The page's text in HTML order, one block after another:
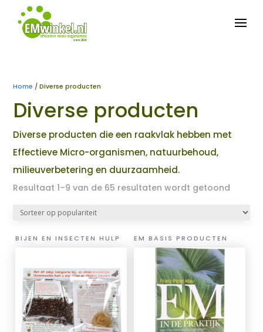
Home / Diverse producten
Diverse producten
Diverse producten die een raakvlak hebben met
Effectieve Micro-organismen, natuurbehoud,
milieuverbetering en duurzaamheid.
Resultaat 1–9 van de 65 resultaten wordt getoond
BIJEN EN INSECTEN HULP EM BASIS PRODUCTEN